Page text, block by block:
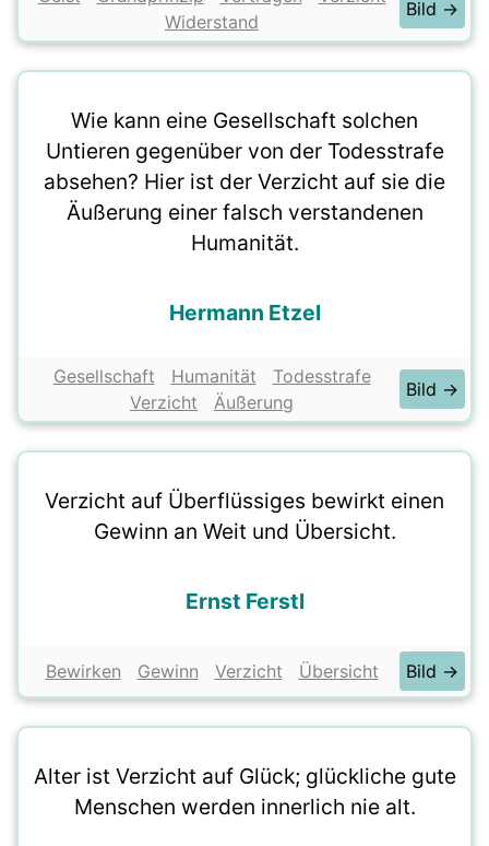
Widerstand
Bild →
Wie kann eine Gesellschaft solchen
Untieren gegenüber von der Todesstrafe
absehen? Hier ist der Verzicht auf sie die
Äußerung einer falsch verstandenen
Humanität.
Hermann Etzel
Gesellschaft Humanität
Todesstrafe
Verzicht
Äußerung
Bild →
Verzicht auf Überflüssiges bewirkt einen
Gewinn an Weit und Übersicht.
Ernst Ferstl
Bewirken Gewinn Verzicht Übersicht Bild →
Alter ist Verzicht auf Glück; glückliche gute
Menschen werden innerlich nie alt.